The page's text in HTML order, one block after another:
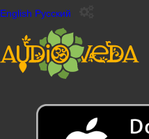
English Русский